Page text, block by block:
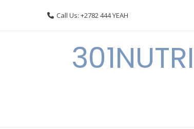
Call Us: +2782 444 YEAH